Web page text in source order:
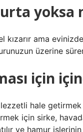
yoksa
kızarır ama
üzerine
için
hale
için sirke,
ve hamur işlerinin